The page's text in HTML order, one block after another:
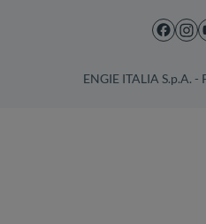
ENGIE ITALIA S.p.A.